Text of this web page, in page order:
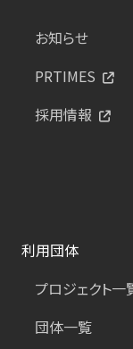
お知らせ
PRTIMES
採用情報
利用団体
プロジェクト一
団体一覧